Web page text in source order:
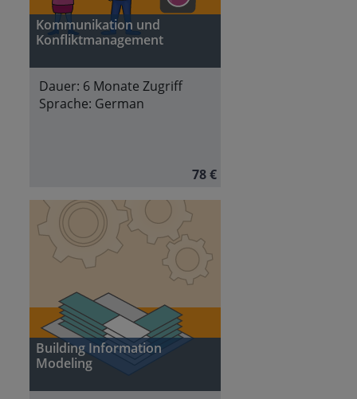
Kommunikation und
Konfliktmanagement
Dauer: 6 Monate Zugriff
Sprache: German
78 €
Building Information
Modeling